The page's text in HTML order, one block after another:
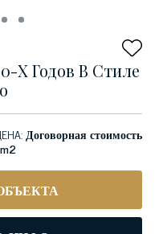
Х Годов В Стиле
Договорная стоимость